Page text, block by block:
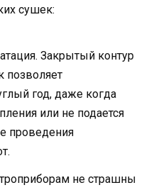
сушек:
Закрытый контур
позволяет
год, даже когда
или не подается
проведения
не страшны